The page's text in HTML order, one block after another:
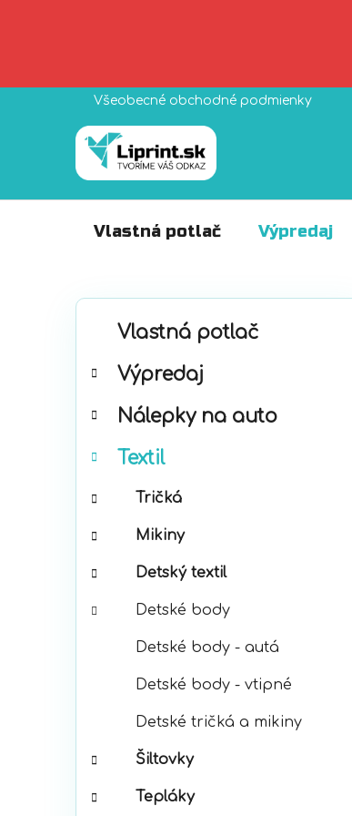
Všeobecné obchodné podmienky
Vlastná potlač Výpredaj
B
Preskočiť
kategórie
e
ó
i
Vlastná potlač
Výpredaj
Nálepky na auto
Textil
Tričká
Mikiny
Detský textil
Detské body
Detské body - autá
Detské body - vtipné
Detské tričká a mikiny
Šiltovky
Tepláky